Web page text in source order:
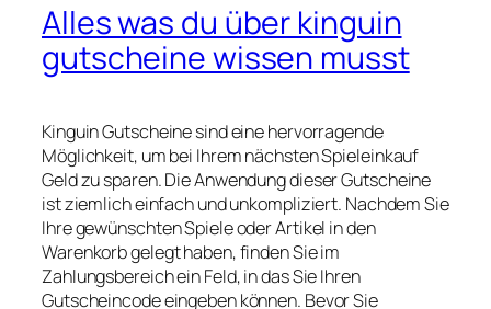
Alles was du über kinguin
gutscheine wissen musst
Kinguin Gutscheine sind eine hervorragende
Möglichkeit, um bei Ihrem nächsten Spieleinkauf
Geld zu sparen. Die Anwendung dieser Gutscheine
ist ziemlich einfach und unkompliziert. Nachdem Sie
Ihre gewünschten Spiele oder Artikel in den
Warenkorb gelegt haben, finden Sie im
Zahlungsbereich ein Feld, in das Sie Ihren
Gutscheincode eingeben können. Bevor Sie